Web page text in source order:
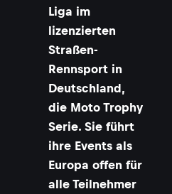
Liga im
lizenzierten
Straßen-
Rennsport in
Deutschland,
die Moto Trophy
Serie. Sie führt
ihre Events als
Europa offen für
alle Teilnehmer